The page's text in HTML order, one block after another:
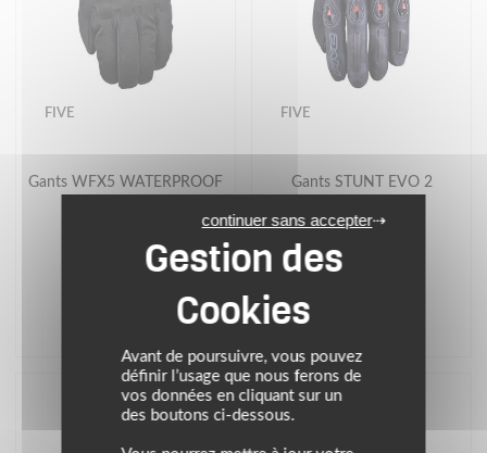
FIVE
Gants WFX5 WATERPROOF
49.90 €
FIVE
Gants STUNT EVO 2
79.90 €
Avant de poursuivre, vous pouvez
définir l’usage que nous ferons de
vos données en cliquant sur un
des boutons ci-dessous.
continuer sans accepter